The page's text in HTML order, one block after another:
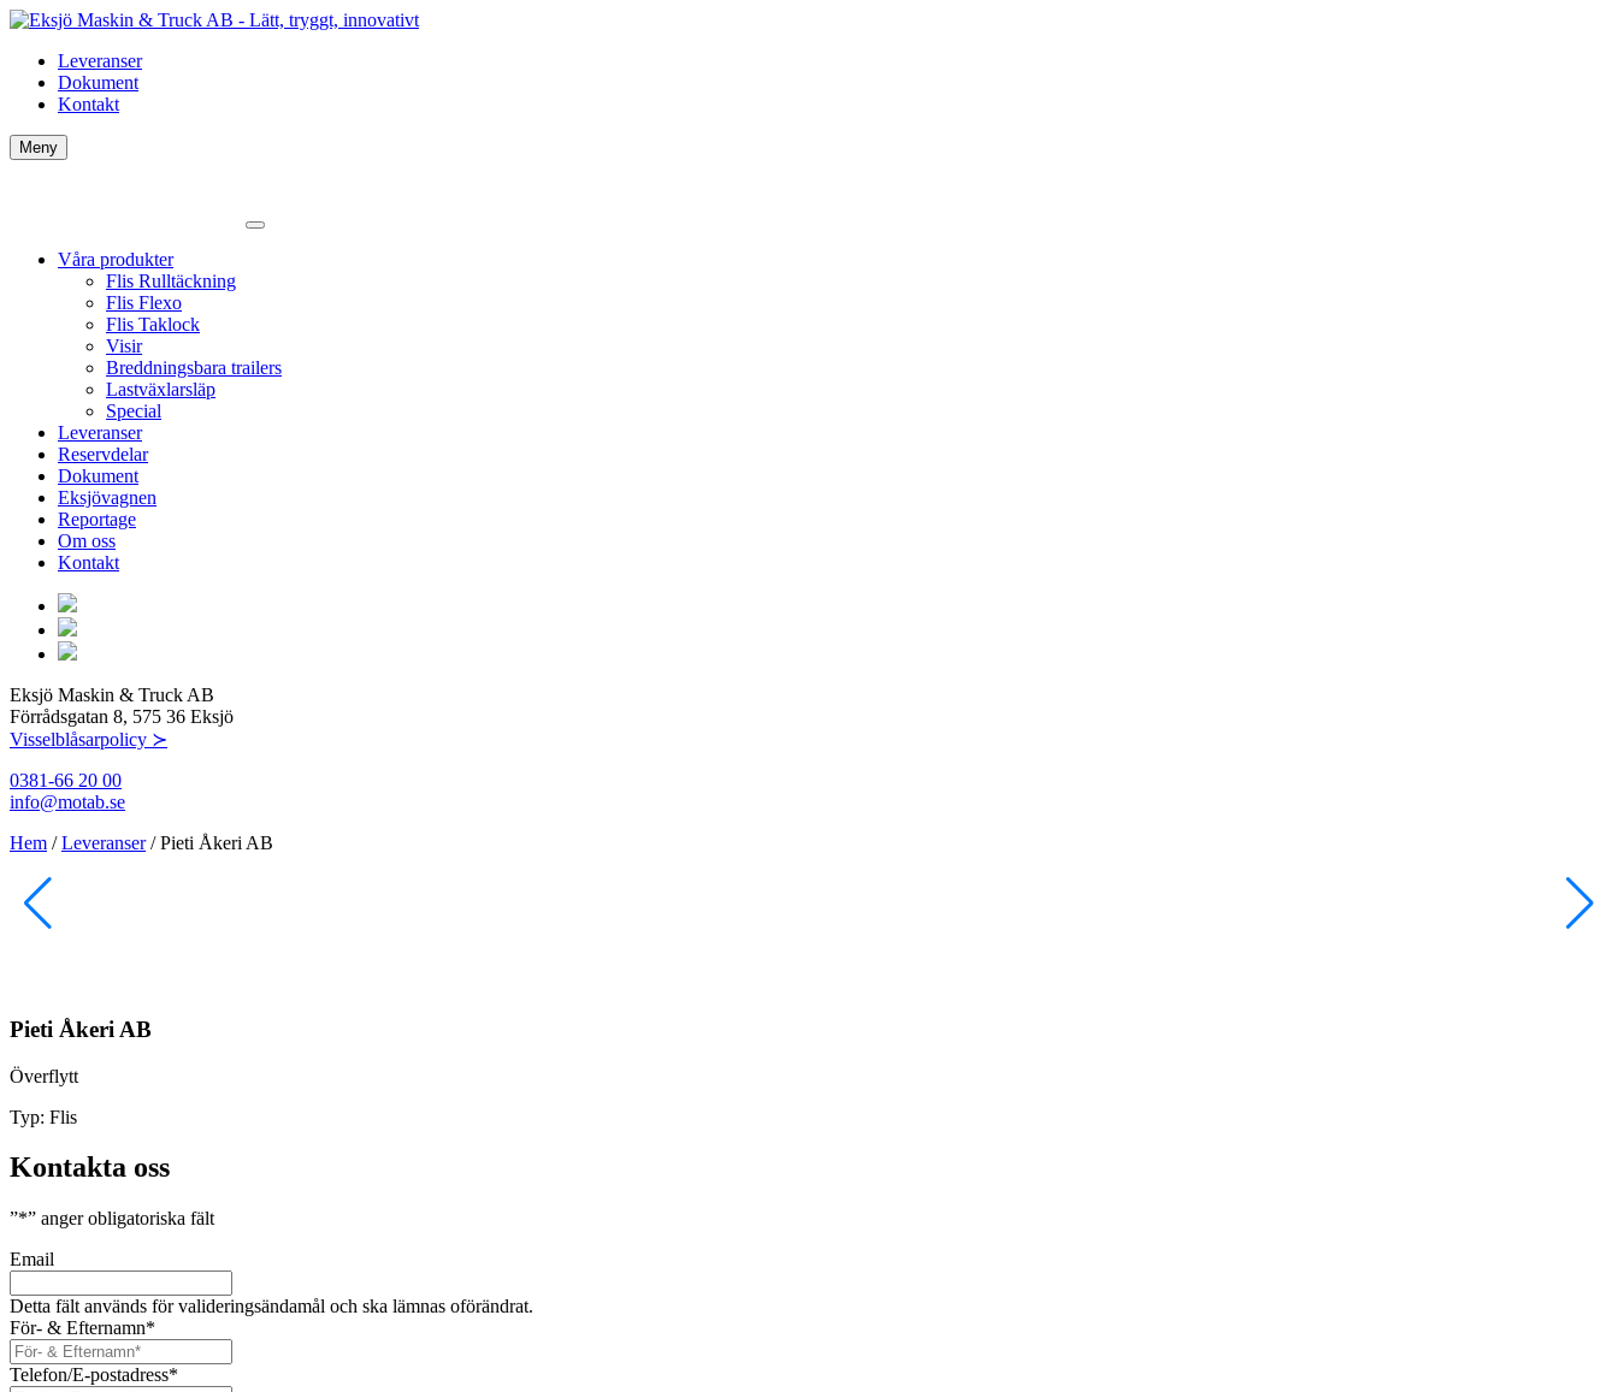
Leveranser
Dokument
Kontakt
Meny
Våra produkter
Flis Rulltäckning
Flis Flexo
Flis Taklock
Visir
Breddningsbara trailers
Lastväxlarsläp
Special
Leveranser
Reservdelar
Dokument
Eksjövagnen
Reportage
Om oss
Kontakt
Eksjö Maskin & Truck AB
Förrådsgatan 8, 575 36 Eksjö
Visselblåsarpolicy ≻
0381-66 20 00
info@motab.se
Hem /Leveranser/Pieti Åkeri AB
Pieti Åkeri AB
Överflytt
Typ: Flis
Kontakta oss
”*” anger obligatoriska fält
Email
Detta fält används för valideringsändamål och ska lämnas oförändrat.
För- & Efternamn*
Telefon/E-postadress*